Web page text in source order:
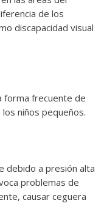
de los
discapacidad visual
forma frecuente de
niños pequeños.
debido a presión alta
problemas de
causar ceguera